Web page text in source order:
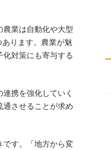
業は自動化や大型
ります。農業が魅
対策にも寄与する
携を強化していく
させることが求め
す。「地方から変